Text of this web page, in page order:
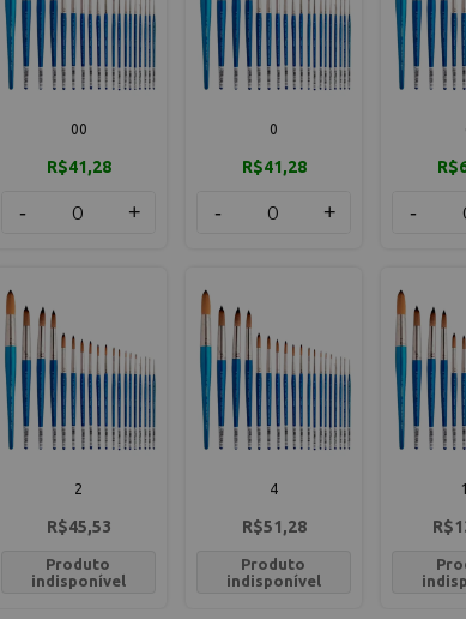
00
R$41,28
- +
0
R$41,28
- + -
2
R$45,53
Produto
indisponível
4
R$51,28
Produto
indisponível